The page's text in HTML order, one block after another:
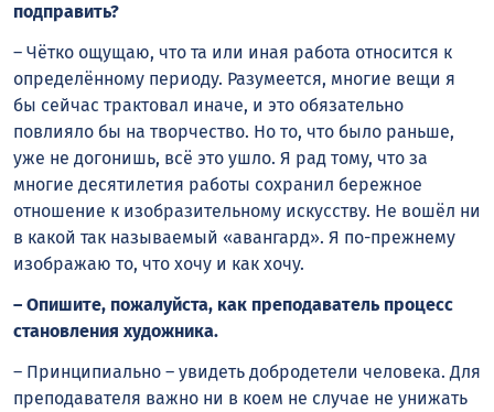
подправить?
– Чётко ощущаю, что та или иная работа относится к
определённому периоду. Разумеется, многие вещи я
бы сейчас трактовал иначе, и это обязательно
повлияло бы на творчество. Но то, что было раньше,
уже не догонишь, всё это ушло. Я рад тому, что за
многие десятилетия работы сохранил бережное
отношение к изобразительному искусству. Не вошёл ни
в какой так называемый «авангард». Я по-прежнему
изображаю то, что хочу и как хочу.
– Опишите, пожалуйста, как преподаватель процесс
становления художника.
– Принципиально – увидеть добродетели человека. Для
преподавателя важно ни в коем не случае не унижать